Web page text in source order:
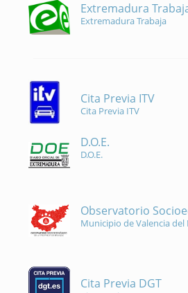
Extremadura
Extremadura Trabaja
Cita Previa ITV
Cita Previa ITV
D.O.E.
D.O.E.
Observatorio
Municipio de Valencia
Cita Previa DGT